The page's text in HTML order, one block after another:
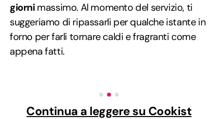
giornimassimo. Al momento del servizio, ti
suggeriamo di ripassarli per qualche istante in
forno per farli tornare caldi e fragranti come
appena fatti.
Continua a leggere su Cookist